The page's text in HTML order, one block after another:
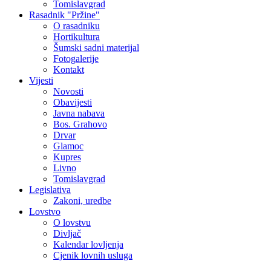
Tomislavgrad
Rasadnik "Pržine"
O rasadniku
Hortikultura
Šumski sadni materijal
Fotogalerije
Kontakt
Vijesti
Novosti
Obavijesti
Javna nabava
Bos. Grahovo
Drvar
Glamoc
Kupres
Livno
Tomislavgrad
Legislativa
Zakoni, uredbe
Lovstvo
O lovstvu
Divljač
Kalendar lovljenja
Cjenik lovnih usluga